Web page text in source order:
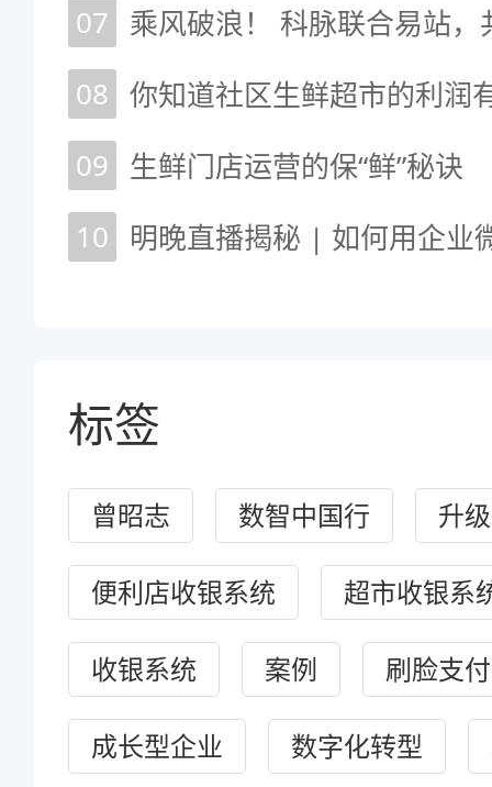
07
08
09 生鲜门店运营的保“鲜”秘诀
10
标签
曾昭志 数智中国行 升
便利店收银系统 超市收银系
收银系统 案例 刷脸支付
成长型企业 数字化转型